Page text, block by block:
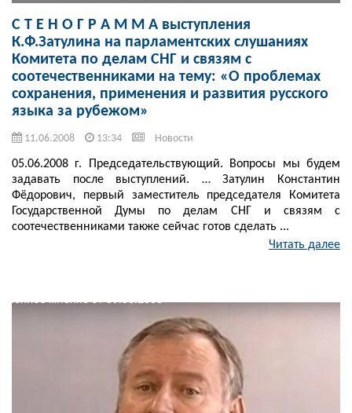
С Т Е Н О Г Р А М М А выступления
К.Ф.Затулина на парламентских слушаниях
Комитета по делам СНГ и связям с
соотечественниками на тему: «О проблемах
сохранения, применения и развития русского
языка за рубежом»
11.06.2008 13:34 Новости
05.06.2008 г. Председательствующий. Вопросы мы будем
задавать после выступлений. … Затулин Константин
Фёдорович, первый заместитель председателя Комитета
Государственной Думы по делам СНГ и связям с
соотечественниками также сейчас готов сделать ...
Читать далее